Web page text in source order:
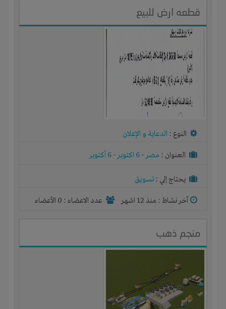
قطعه ارض للبيع
النوع : الدعاية و الإعلان
العنوان : مصر- 6 اكتوبر - 6 أكتوبر
يحتاج إلي : تسويق
آخر نشاط : منذ 12 اشهر عدد الاعضاء : 0 الأعضاء
منجم ذهب